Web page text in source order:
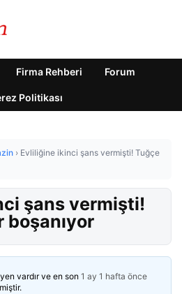
Firma Rehberi Forum
Politikası
› Evliliğine ikinci şans vermişti! Tuğçe
şans vermişti!
boşanıyor
vardır ve en son 1 ay 1 hafta önce